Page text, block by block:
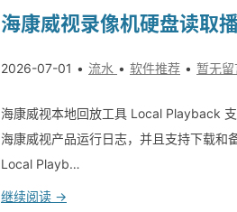
海康威视录像机硬盘读取
2026-07-01 流水 软件推荐 暂无留
海康威视本地回放工具 Local Playback
海康威视产品运行日志，并且支持下载和
Local Playb…
继续阅读 →